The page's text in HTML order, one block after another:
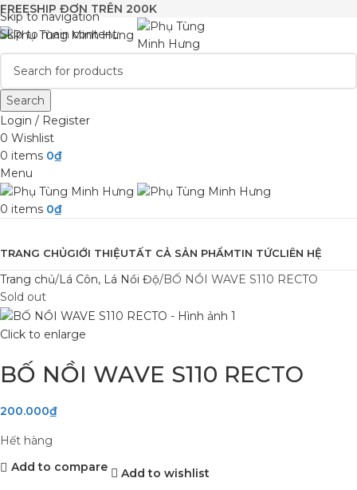
Skip to navigation
Skip to main content
FREESHIP ĐƠN TRÊN 200K
Search
Login / Register
0 Wishlist
0 items 0₫
Menu
0 items 0₫
TRANG CHỦGIỚI THIỆUTẤT CẢ SẢN PHẨMTIN TỨCLIÊN HỆ
Trang chủ Lá Côn, Lá Nồi Độ BỐ NỒI WAVE S110 RECTO
Sold out
Click to enlarge
BỐ NỒI WAVE S110 RECTO
200.000₫
Hết hàng
Add to compare
Add to wishlist